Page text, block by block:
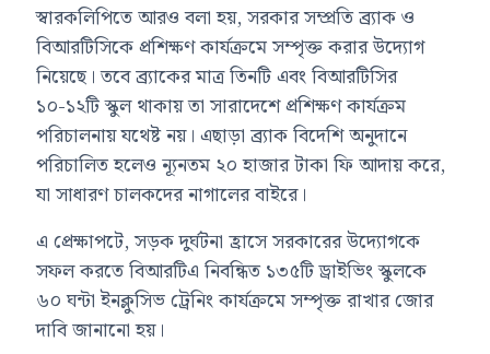
স্বারকলিপিতে আরও বলা হয়, সরকার সম্প্রতি ব্র্যাক ও
বিআরটিসিকে প্রশিক্ষণ কার্যক্রমে সম্পৃক্ত করার উদ্যোগ
নিয়েছে। তবে ব্র্যাকের মাত্র তিনটি এবং বিআরটিসির
১০-১২টি স্কুল থাকায় তা সারাদেশে প্রশিক্ষণ কার্যক্রম
পরিচালনায় যথেষ্ট নয়। এছাড়া ব্র্যাক বিদেশি অনুদানে
পরিচালিত হলেও ন্যূনতম ২০ হাজার টাকা ফি আদায় করে,
যা সাধারণ চালকদের নাগালের বাইরে।
এ প্রেক্ষাপটে, সড়ক দুর্ঘটনা হ্রাসে সরকারের উদ্যোগকে
সফল করতে বিআরটিএ নিবন্ধিত ১৩৫টি ড্রাইভিং স্কুলকে
৬০ ঘন্টা ইনক্লুসিভ ট্রেনিং কার্যক্রমে সম্পৃক্ত রাখার জোর
দাবি জানানো হয়।